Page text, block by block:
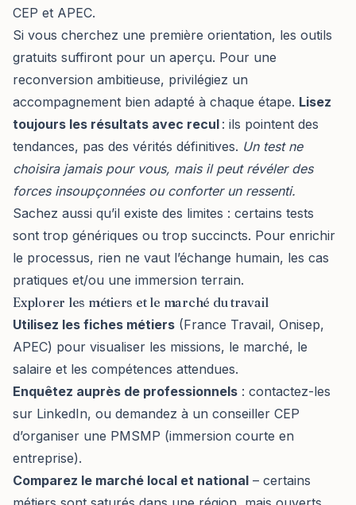
CEP et APEC.
Si vous cherchez une première orientation, les outils
gratuits suffiront pour un aperçu. Pour une
reconversion ambitieuse, privilégiez un
accompagnement bien adapté à chaque étape. Lisez
toujours les résultats avec recul : ils pointent des
tendances, pas des vérités définitives. Un test ne
choisira jamais pour vous, mais il peut révéler des
forces insoupçonnées ou conforter un ressenti.
Sachez aussi qu’il existe des limites : certains tests
sont trop génériques ou trop succincts. Pour enrichir
le processus, rien ne vaut l’échange humain, les cas
pratiques et/ou une immersion terrain.
Explorer les métiers et le marché du travail
Utilisez les fiches métiers (France Travail, Onisep,
APEC) pour visualiser les missions, le marché, le
salaire et les compétences attendues.
Enquêtez auprès de professionnels : contactez-les
sur LinkedIn, ou demandez à un conseiller CEP
d’organiser une PMSMP (immersion courte en
entreprise).
Comparez le marché local et national – certains